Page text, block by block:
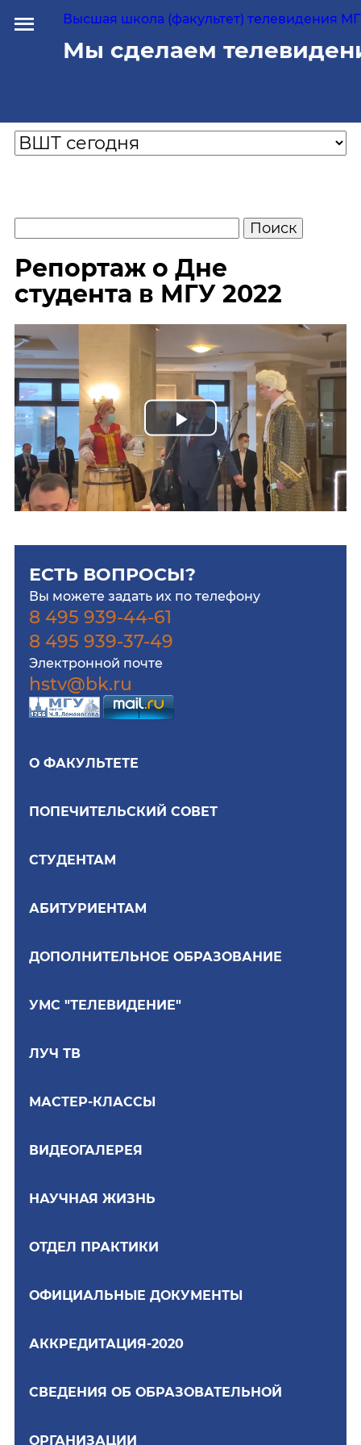
Высшая школа (факультет) телевидения
Мы сделаем
Репортаж о Дне
студента в МГУ 2022
Play
Video
ЕСТЬ ВОПРОСЫ?
Вы можете задать их по телефону
8 495 939-44-61
8 495 939-37-49
Электронной почте
hstv@bk.ru
О ФАКУЛЬТЕТЕ
ПОПЕЧИТЕЛЬСКИЙ СОВЕТ
СТУДЕНТАМ
АБИТУРИЕНТАМ
ДОПОЛНИТЕЛЬНОЕ ОБРАЗОВАНИЕ
УМС "ТЕЛЕВИДЕНИЕ"
ЛУЧ ТВ
МАСТЕР-КЛАССЫ
ВИДЕОГАЛЕРЕЯ
НАУЧНАЯ ЖИЗНЬ
ОТДЕЛ ПРАКТИКИ
ОФИЦИАЛЬНЫЕ ДОКУМЕНТЫ
АККРЕДИТАЦИЯ-2020
СВЕДЕНИЯ ОБ ОБРАЗОВАТЕЛЬНОЙ
ОРГАНИЗАЦИИ